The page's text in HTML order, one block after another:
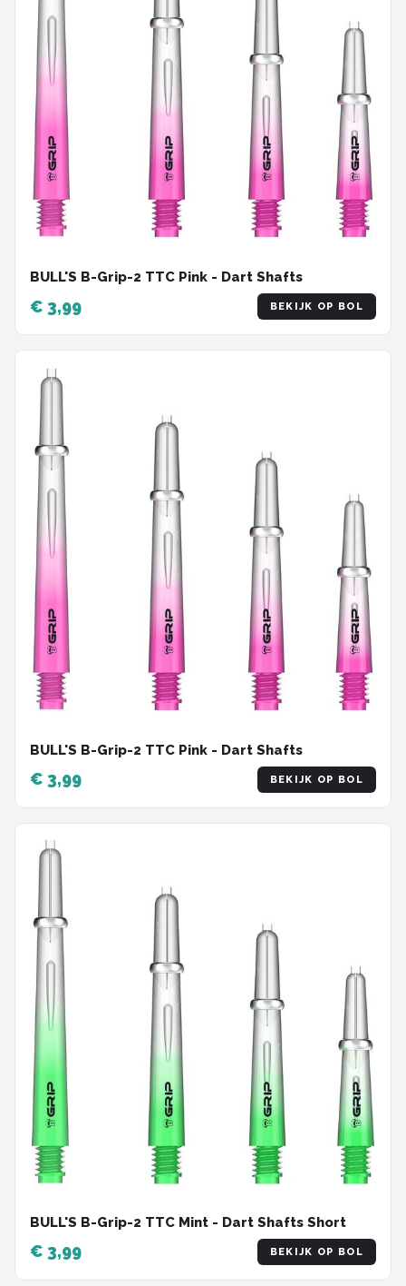
BULL'S B-Grip-2 TTC Pink - Dart Shafts
€ 3,99 BEKIJK OP BOL
BULL'S B-Grip-2 TTC Pink - Dart Shafts
€ 3,99 BEKIJK OP BOL
BULL'S B-Grip-2 TTC Mint - Dart Shafts Short
€ 3,99 BEKIJK OP BOL